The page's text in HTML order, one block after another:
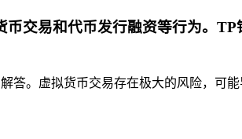
交易和代币发行融资等行为。
。虚拟货币交易存在极大的风险，可